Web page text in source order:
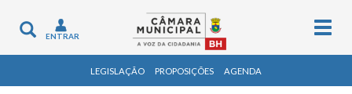
Toggle
navigation
ENTRAR
LEGISLAÇÃO PROPOSIÇÕES AGENDA